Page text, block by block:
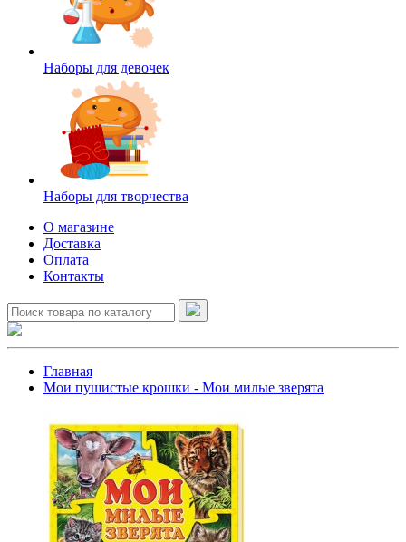
Наборы для девочек
Наборы для творчества
О магазине
Доставка
Оплата
Контакты
Главная
Мои пушистые крошки - Мои милые зверята